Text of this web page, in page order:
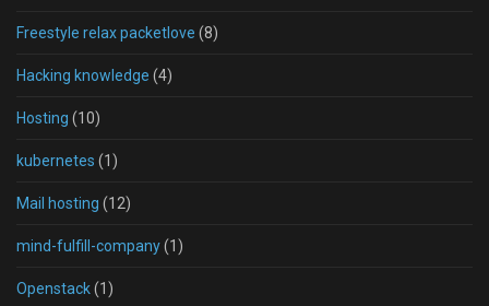
Freestyle relax packetlove (8)
Hacking knowledge (4)
Hosting (10)
kubernetes (1)
Mail hosting (12)
mind-fulfill-company(1)
Openstack(1)